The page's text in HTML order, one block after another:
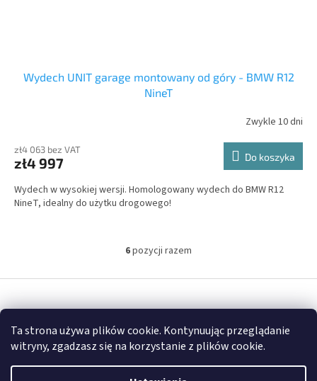
Ta strona używa plików cookie. Kontynuując przeglądanie
witryny, zgadzasz się na korzystanie z plików cookie.
Wydech UNIT garage montowany od góry - BMW R12
NineT
Zwykle 10 dni
zł4 063 bez VAT
zł4 997 Do koszyka
Wydech w wysokiej wersji. Homologowany wydech do BMW R12
NineT, idealny do użytku drogowego!
K
n
r
o
l
k
i
l
6pozycji razem
o
Copyright 2026 FULLGARAGE . Wszystkie prawa zastrzeżone.